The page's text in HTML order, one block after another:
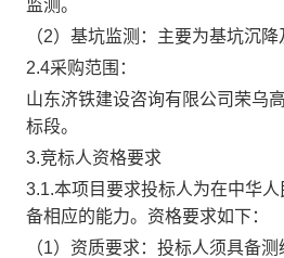
监测。
（2）基坑监测：主要为基坑沉
2.4采购范围 ：
山东济铁建设咨询有限公司荣乌
标段。
3.竞标人资格要求
3.1.本项目要求投标人为在中华
备相应的能力。资格要求如下：
（1）资质要求：投标人须具备